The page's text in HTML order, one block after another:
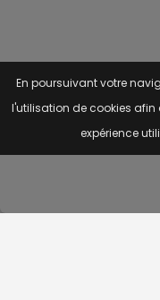
En poursuivant votre
l'utilisation de cookies afin
expérience